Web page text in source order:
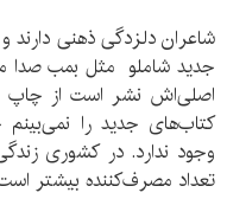
شاعران دلزدگی ذهنی
جدید شاملو مثل بمب صدا
‌اصلی‌اش نشر است از چاپ
کتاب‌های جدید را
وجود ندارد. در کشوری
تعداد مصرف‌کننده بیشتر